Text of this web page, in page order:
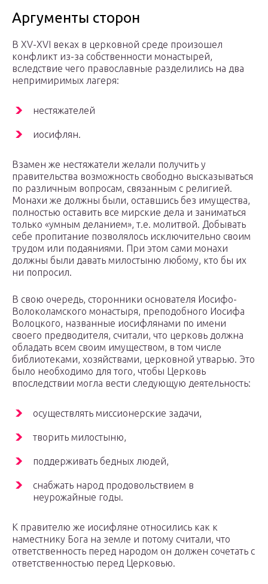
Аргументы сторон
В XV-XVI веках в церковной среде произошел
конфликт из-за собственности монастырей,
вследствие чего православные разделились на два
непримиримых лагеря:
нестяжателей
иосифлян.
Взамен же нестяжатели желали получить у
правительства возможность свободно высказываться
по различным вопросам, связанным с религией.
Монахи же должны были, оставшись без имущества,
полностью оставить все мирские дела и заниматься
только «умным деланием», т.е. молитвой. Добывать
себе пропитание позволялось исключительно своим
трудом или подаяниями. При этом сами монахи
должны были давать милостыню любому, кто бы их
ни попросил.
В свою очередь, сторонники основателя Иосифо-
Волоколамского монастыря, преподобного Иосифа
Волоцкого, названные иосифлянами по имени
своего предводителя, считали, что церковь должна
обладать всем своим имуществом, в том числе
библиотеками, хозяйствами, церковной утварью. Это
было необходимо для того, чтобы Церковь
впоследствии могла вести следующую деятельность:
осуществлять миссионерские задачи,
творить милостыню,
поддерживать бедных людей,
снабжать народ продовольствием в
неурожайные годы.
К правителю же иосифляне относились как к
наместнику Бога на земле и потому считали, что
ответственность перед народом он должен сочетать с
ответственностью перед Церковью.